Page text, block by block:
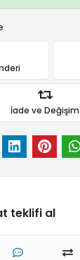
İade ve Değişim
teklifi al